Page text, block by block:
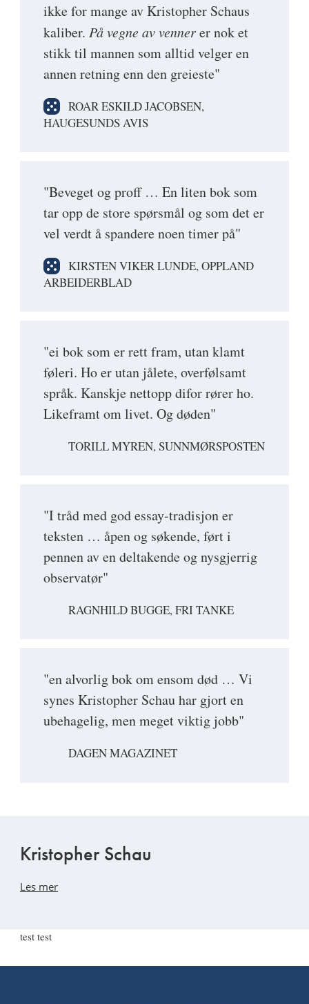
ikke for mange av Kristopher Schaus
kaliber. På vegne av vennerer nok et
stikk til mannen som alltid velger en
annen retning enn den greieste"
ROAR ESKILD JACOBSEN,
HAUGESUNDS AVIS
"Beveget og proff … En liten bok som
tar opp de store spørsmål og som det er
vel verdt å spandere noen timer på"
KIRSTEN VIKER LUNDE, OPPLAND
ARBEIDERBLAD
"ei bok som er rett fram, utan klamt
føleri. Ho er utan jålete, overfølsamt
språk. Kanskje nettopp difor rører ho.
Likeframt om livet. Og døden"
TORILL MYREN, SUNNMØRSPOSTEN
"I tråd med god essay-tradisjon er
teksten … åpen og søkende, ført i
pennen av en deltakende og nysgjerrig
observatør"
RAGNHILD BUGGE, FRI TANKE
"en alvorlig bok om ensom død … Vi
synes Kristopher Schau har gjort en
ubehagelig, men meget viktig jobb"
DAGEN MAGAZINET
Kristopher Schau
Les mer
test test